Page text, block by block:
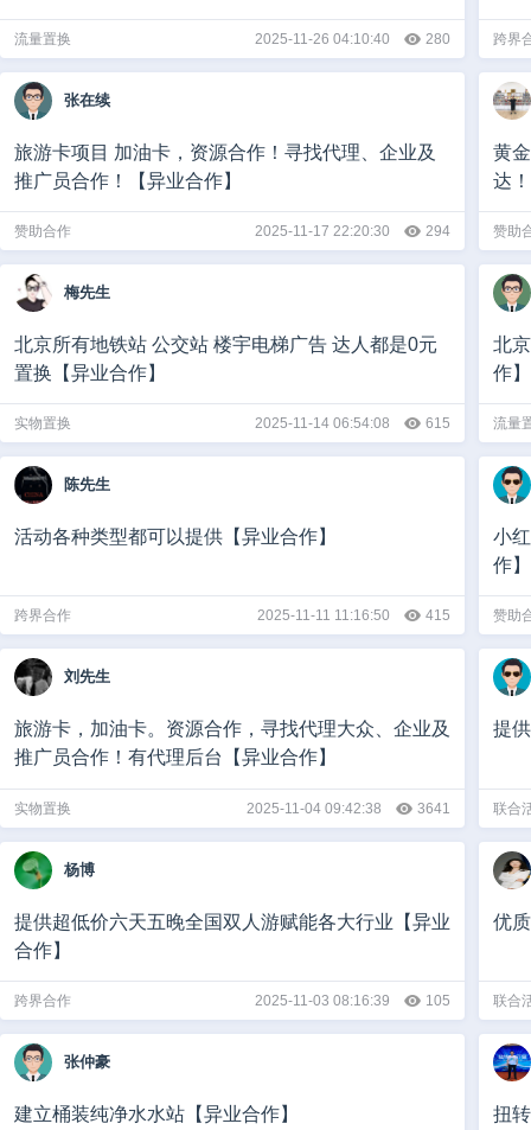
流量置换 2025-11-26 04:10:40 280 跨界
张在续
旅游卡项目 加油卡，资源合作！寻找代理、企业及
推广员合作！【异业合作】
赞助合作 2025-11-17 22:20:30 294
黄
达
赞助
梅先生
北京所有地铁站 公交站 楼宇电梯广告 达人都是0元
置换【异业合作】
实物置换 2025-11-14 06:54:08 615
北
作】
流量
陈先生
活动各种类型都可以提供【异业合作】
跨界合作 2025-11-11 11:16:50 415
小
作】
赞助
刘先生
旅游卡，加油卡。资源合作，寻找代理大众、企业及
推广员合作！有代理后台【异业合作】
实物置换 2025-11-04 09:42:38 3641
提
联合
杨博
提供超低价六天五晚全国双人游赋能各大行业【异业
合作】
跨界合作 2025-11-03 08:16:39 105
优
联合
张仲豪
建立桶装纯净水水站【异业合作】
扭